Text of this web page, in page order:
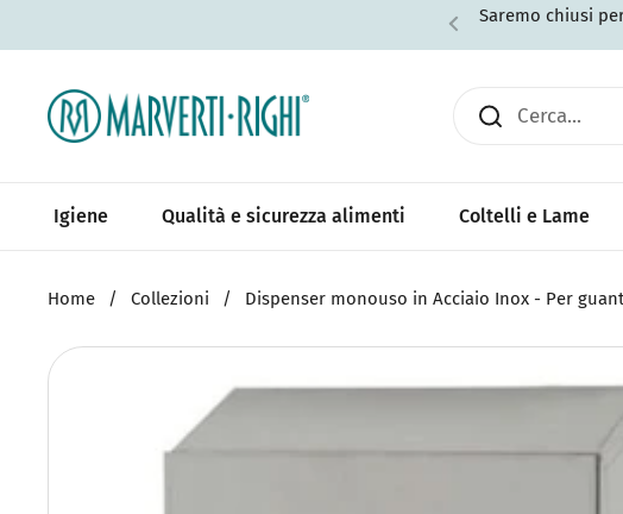
Saremo chiusi
Igiene Qualità e sicurezza alimenti Coltelli e Lame
Home / Collezioni / Dispenser monouso in Acciaio Inox - Per